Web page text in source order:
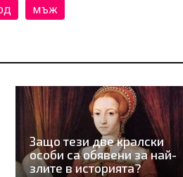
мъж
Защо тези две кралски
особи са обявени за най-
злите в историята?